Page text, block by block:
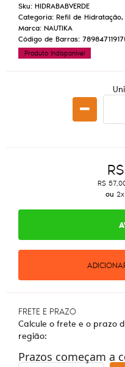
Sku: HIDRABABVERDE
Categoria: Refil de Hidratação,
Marca: NAUTIKA
Código de Barras:
Produto Indisponível
R$
ou 2x
FRETE E PRAZO
Calcule o frete e o prazo
região:
Prazos começam a